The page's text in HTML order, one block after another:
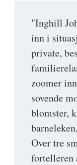
"Inghill
inn i
private,
zoomer
sovende
blomster,
Over tre
fortelleren